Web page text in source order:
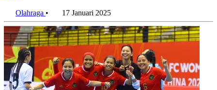
Olahraga • 17 Januari 2025